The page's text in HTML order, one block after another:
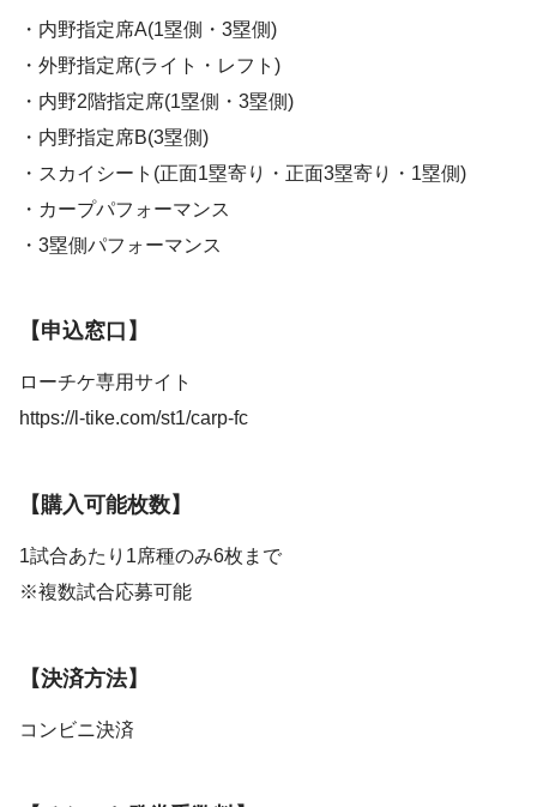
・内野指定席A(1塁側・3塁側)
・外野指定席(ライト・レフト)
・内野2階指定席(1塁側・3塁側)
・内野指定席B(3塁側)
・スカイシート(正面1塁寄り・正面3塁寄り・1塁側)
・カープパフォーマンス
・3塁側パフォーマンス
【申込窓口】
ローチケ専用サイト
https://l-tike.com/st1/carp-fc
【購入可能枚数】
1試合あたり1席種のみ6枚まで
※複数試合応募可能
【決済方法】
コンビニ決済